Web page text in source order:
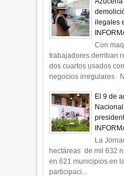
ilegales
Con
trabajadores derriban
dos cuartos usados
negocios irregulares
El 9 de
La
hectáreas de mil 632
en 621 municipios en
participaci...